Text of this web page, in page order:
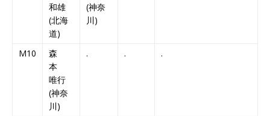
和雄
(北海
道)
(神奈
川)
M10
森
本
唯行
(神奈
川)
. . .